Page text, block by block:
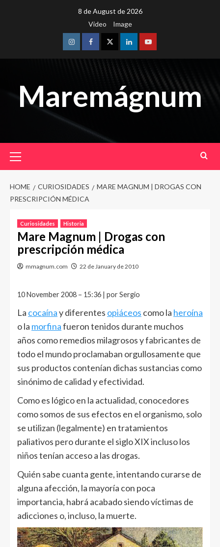
8 de August de 2026
Video
Image
InstagramFacebookTwitterLinkedinYoutube
Maremágnum
Menu
HOME CURIOSIDADES
MARE MAGNUM | DROGAS CON
PRESCRIPCIÓN MÉDICA
Curiosidades Historia
Mare Magnum | Drogas con
prescripción médica
mmagnum.com 22 de January de 2010
10 November 2008 – 15:36 | por Sergio
La cocaínay diferentes opiáceos como la heroína
o la morfinafueron tenidos durante muchos
años como remedios milagrosos y fabricantes de
todo el mundo proclamaban orgullosamente que
sus productos contenían dichas sustancias como
sinónimo de calidad y efectividad.
Como es lógico en la actualidad, conocedores
como somos de sus efectos en el organismo, solo
se utilizan (legalmente) en tratamientos
paliativos pero durante el siglo XIX incluso los
niños tenían acceso a las drogas.
Quién sabe cuanta gente, intentando curarse de
alguna afección, la mayoría con poca
importancia, habrá acabado siendo víctimas de
adicciones o, incluso, la muerte.